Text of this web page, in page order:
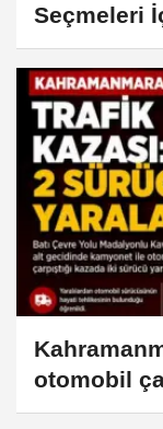
Seçmeleri
otomobil